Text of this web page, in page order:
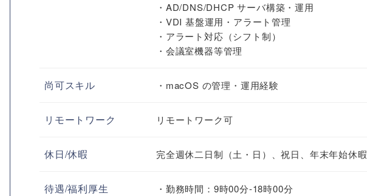
・AD/DNS/DHCP サーバ構築・運用
・VDI 基盤運用・アラート管理
・アラート対応（シフト制）
・会議室機器等管理
尚可スキル ・macOS の管理・運用経験
リモートワーク リモートワーク可
休日/休暇 完全週休二日制（土・日）、祝日、年末年始休暇
待遇/福利厚生
・勤務時間：9時00分-18時00分